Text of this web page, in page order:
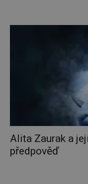
Alita Zaurak a
předpověď